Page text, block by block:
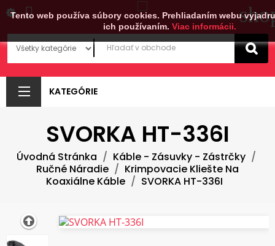
Tento web používa súbory cookies. Prehliadaním webu
ich používaním. Viac informácii.

KATEGÓRIE
SVORKA HT-336I
Úvodná Stránka
Káble - Zásuvky - Zástrčky
Ručné Náradie
Krimpovacie Kliešte Na
Koaxiálne Káble
SVORKA HT-336I